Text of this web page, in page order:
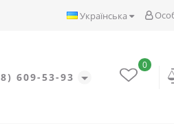
Українська
609-53-93
0